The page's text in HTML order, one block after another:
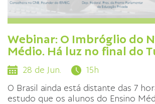
Webinar: O Imbróglio do
Médio. Há luz no final do
28 de Jun.
15h
O Brasil ainda está distante das 7
estudo que os alunos do Ensino